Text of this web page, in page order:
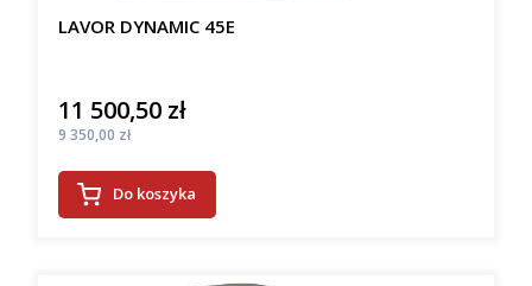
LAVOR DYNAMIC 45E
Cena
11 500,50 zł
Cena
9 350,00 zł
Do koszyka